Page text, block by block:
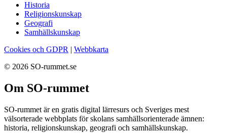
Historia
Religionskunskap
Geografi
Samhällskunskap
Cookies och GDPR
Webbkarta
© 2026 SO-rummet.se
Om SO-rummet
SO-rummet är en gratis digital lärresurs och Sveriges mest
välsorterade webbplats för skolans samhällsorienterade ämnen:
historia, religionskunskap, geografi och samhällskunskap.